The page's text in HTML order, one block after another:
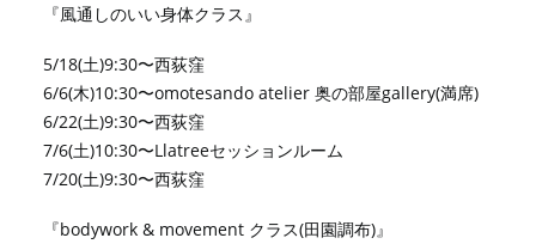
『風通しのいい身体クラス』
5/18(土)9:30〜西荻窪
6/6(木)10:30〜omotesando atelier 奥の部屋gallery(満席)
6/22(土)9:30〜西荻窪
7/6(土)10:30〜Llatreeセッションルーム
7/20(土)9:30〜西荻窪
『bodywork & movement クラス(田園調布)』